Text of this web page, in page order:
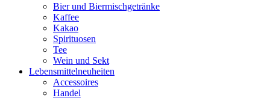
Bier und Biermischgetränke
Kaffee
Kakao
Spirituosen
Tee
Wein und Sekt
Lebensmittelneuheiten
Accessoires
Handel